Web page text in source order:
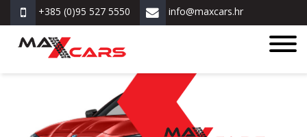
+385 (0)95 527 5550 info@maxcars.hr